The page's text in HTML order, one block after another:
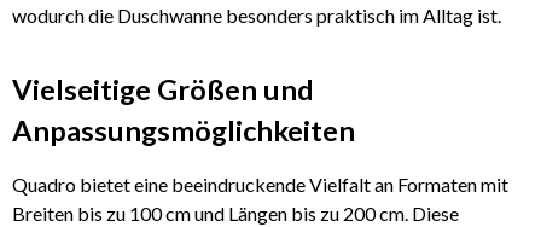
wodurch die Duschwanne besonders praktisch im Alltag ist.
Vielseitige Größen und
Anpassungsmöglichkeiten
Quadro bietet eine beeindruckende Vielfalt an Formaten mit
Breiten bis zu 100 cm und Längen bis zu 200 cm. Diese